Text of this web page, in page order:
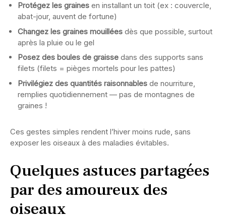
Protégez les graines en installant un toit (ex : couvercle,
abat-jour, auvent de fortune)
Changez les graines mouillées dès que possible, surtout
après la pluie ou le gel
Posez des boules de graisse dans des supports sans
filets (filets = pièges mortels pour les pattes)
Privilégiez des quantités raisonnables de nourriture,
remplies quotidiennement — pas de montagnes de
graines !
Ces gestes simples rendent l’hiver moins rude, sans
exposer les oiseaux à des maladies évitables.
Quelques astuces partagées
par des amoureux des
oiseaux